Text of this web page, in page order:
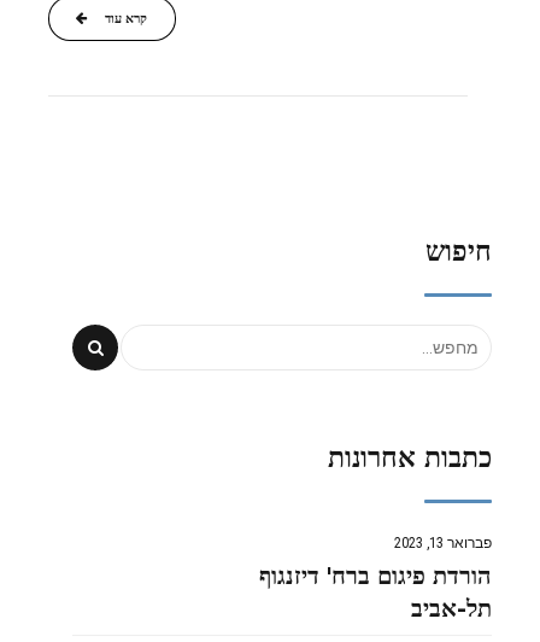
קרא עוד
חיפוש
כתבות אחרונות
פברואר 13, 2023
הורדת פיגום ברח' דיזנגוף
תל-אביב